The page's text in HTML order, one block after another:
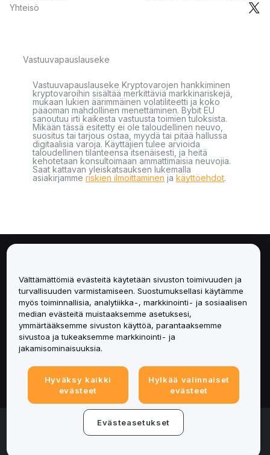
Yhteisö
Vastuuvapauslauseke
Vastuuvapauslauseke Kryptovarojen hankkiminen
kryptovaroihin sisältää merkittäviä markkinariskejä,
mukaan lukien äärimmäinen volatiliteetti ja koko
pääoman mahdollinen menettäminen. Bybit EU
sanoutuu irti kaikesta vastuusta toimien tuloksista.
Mikään tässä esitetty ei ole taloudellinen neuvo,
suositus tai tarjous ostaa, myydä tai pitää hallussa
digitaalisia varoja. Käyttäjien tulee arvioida
taloudellinen tilanteensa itsenäisesti, ja heitä
kehotetaan konsultoimaan ammattimaisia neuvojia.
Saat kattavan yleiskatsauksen lukemalla
asiakirjamme riskien ilmoittaminen ja käyttöehdot.
Palvelut
Tuki
Tuotteet
Lakiasiat
© 2025-2026 Bybit.eu. All rights reserved.
Välttämättömiä evästeitä käytetään sivuston toimivuuden ja
turvallisuuden varmistamiseen. Suostumuksellasi käytämme
myös toiminnallisia, analytiikka-, markkinointi- ja sosiaalisen
median evästeitä muistaaksemme asetuksesi,
ymmärtääksemme sivuston käyttöä, parantaaksemme
sivustoa ja tukeaksemme markkinointi- ja
jakamisominaisuuksia.
Hyväksy kaikki
evästeet
Hylkää valinnaiset
evästeet
Evästeasetukset